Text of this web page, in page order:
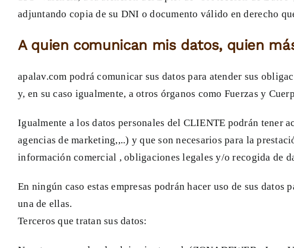
adjuntando copia de su DNI o documento válido en derecho
A quien comunican mis datos, quien
apalav.com podrá comunicar sus datos para atender sus
y, en su caso igualmente, a otros órganos como Fuerzas y
Igualmente a los datos personales del CLIENTE podrán tener
agencias de marketing,,..) y que son necesarios para la
información comercial , obligaciones legales y/o recogida de
En ningún caso estas empresas podrán hacer uso de sus
una de ellas.
Terceros que tratan sus datos: